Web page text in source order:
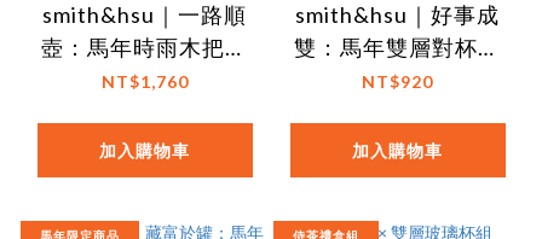
smith&hsu｜一路順
壺：馬年時雨木把壺
(500ml)
NT$1,760
加入購物車
smith&hsu｜好事成
雙：馬年雙層對杯組
(陶瓷雙層杯)
NT$920
加入購物車
馬年限定商品 侍茶禮盒組